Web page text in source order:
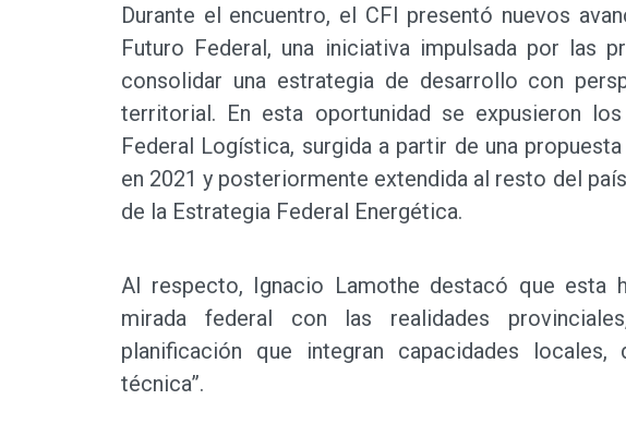
Durante el encuentro, el CFI presentó nuevos
Futuro Federal, una iniciativa impulsada por las
consolidar una estrategia de desarrollo con
territorial. En esta oportunidad se expusieron
Federal Logística, surgida a partir de una
en 2021 y posteriormente extendida al resto del
de la Estrategia Federal Energética.
Al respecto, Ignacio Lamothe destacó que esta
mirada federal con las realidades
planificación que integran capacidades
técnica”.